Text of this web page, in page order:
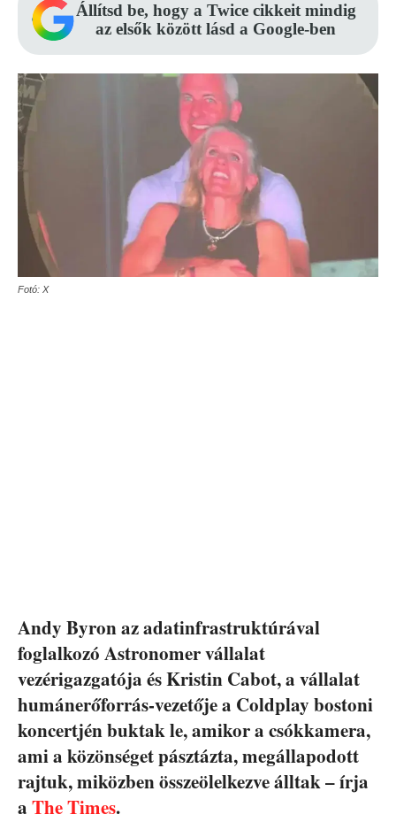
Állítsd be, hogy a Twice cikkeit mindig
az elsők között lásd a Google-ben
Fotó: X
Andy Byron az adatinfrastruktúrával
foglalkozó Astronomer vállalat
vezérigazgatója és Kristin Cabot, a vállalat
humánerőforrás-vezetője a Coldplay bostoni
koncertjén buktak le, amikor a csókkamera,
ami a közönséget pásztázta, megállapodott
rajtuk, miközben összeölelkezve álltak – írja
a The Times.